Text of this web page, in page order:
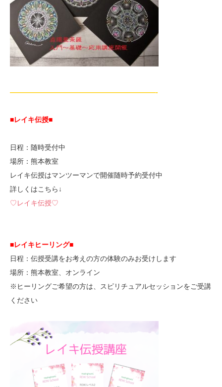
—————————————————————-
■レイキ伝授■
日程：随時受付中
場所：熊本教室
レイキ伝授はマンツーマンで開催随時予約受付中
詳しくはこちら↓
♡レイキ伝授♡
■レイキヒーリング■
日程：伝授受講をお考えの方の体験のみお受けします
場所：熊本教室、オンライン
※ヒーリングご希望の方は、スピリチュアルセッションをご受講
ください